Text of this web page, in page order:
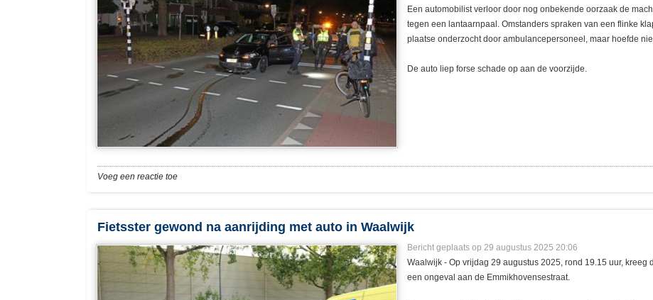
Een automobilist verloor door nog onbekende oorzaak de
tegen een lantaarnpaal. Omstanders spraken van een flinke
plaatse onderzocht door ambulancepersoneel, maar hoefde
De auto liep forse schade op aan de voorzijde.
Voeg een reactie toe
Fietsster gewond na aanrijding met auto in Waalwijk
Bericht geplaats op 29 augustus 2025 20:06
Waalwijk - Op vrijdag 29 augustus 2025, rond 19.15 uur, kreeg
een ongeval aan de Emmikhovensestraat.